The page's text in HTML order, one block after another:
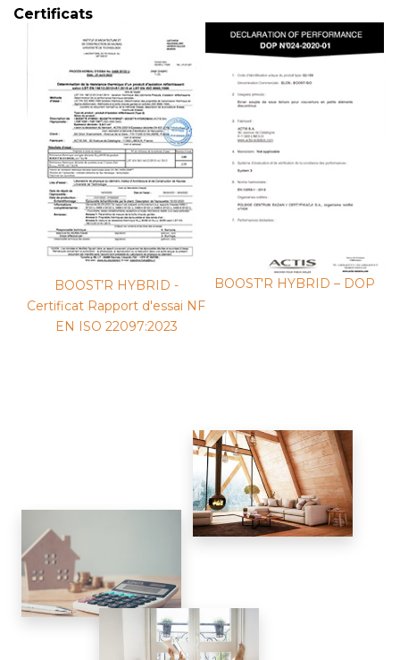
Certificats
BOOST’R HYBRID -
Certificat Rapport d'essai NF
EN ISO 22097:2023
BOOST'R HYBRID – DOP